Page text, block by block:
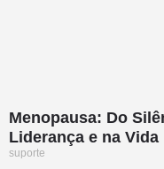
Menopausa: Do
Liderança e na Vida
suporte